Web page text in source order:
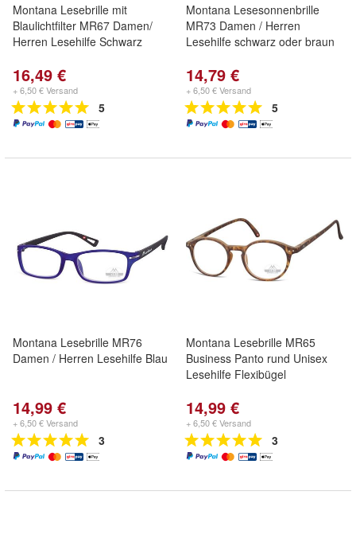
Montana Lesebrille mit
Blaulichtfilter MR67 Damen/
Herren Lesehilfe Schwarz
16,49 €
+ 6,50 € Versand
5
Montana Lesesonnenbrille
MR73 Damen / Herren
Lesehilfe schwarz oder braun
14,79 €
+ 6,50 € Versand
5
Montana Lesebrille MR76
Damen / Herren Lesehilfe Blau
14,99 €
+ 6,50 € Versand
3
Montana Lesebrille MR65
Business Panto rund Unisex
Lesehilfe Flexibügel
14,99 €
+ 6,50 € Versand
3